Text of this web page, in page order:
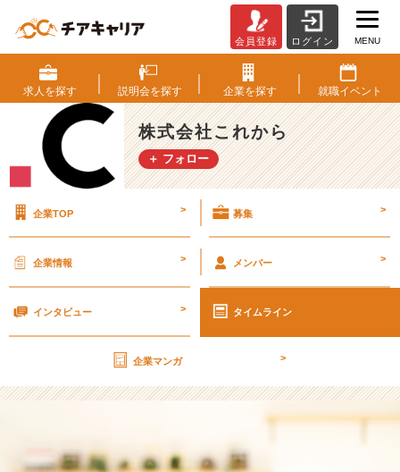
気
ラ
ン
キ
ン
グ
会
す！
社
こ
れ
の
会員登録 ログイン MENU
求人を探す 説明会を探す 企業を探す 就職イベント
株式会社これから
＋ フォロー
企業TOP > 募集 >
企業情報 > メンバー >
インタビュー > タイムライン
企業マンガ >